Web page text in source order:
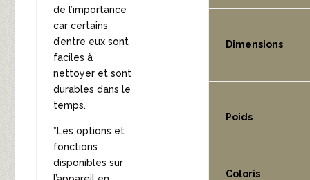
de l’importance
car certains
d’entre eux sont
faciles à
nettoyer et sont
durables dans le
temps.
*Les options et
fonctions
disponibles sur
Dimensions
Poids
Coloris